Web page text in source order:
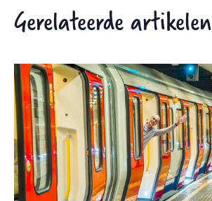
Gerelateerde artikelen